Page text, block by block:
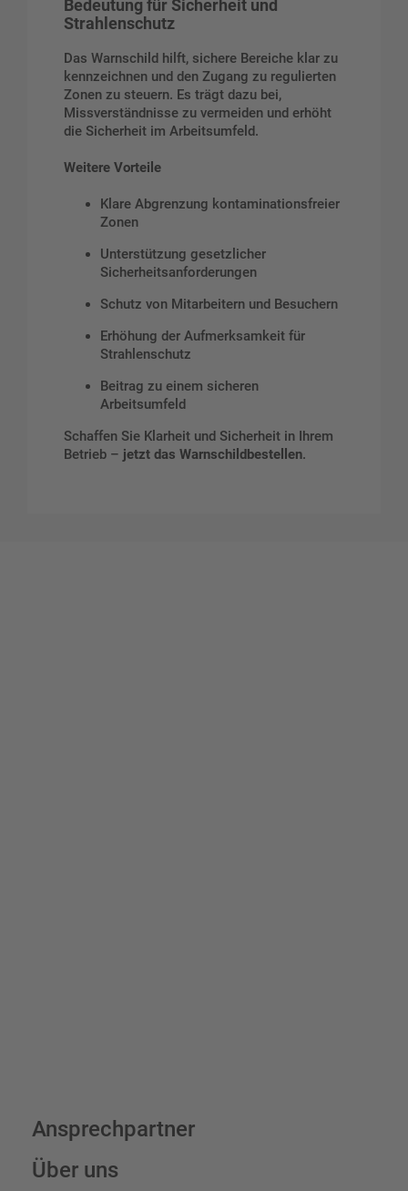
Bedeutung für Sicherheit und
Strahlenschutz
Das Warnschild hilft, sichere Bereiche klar zu
kennzeichnen und den Zugang zu regulierten
Zonen zu steuern. Es trägt dazu bei,
Missverständnisse zu vermeiden und erhöht
die Sicherheit im Arbeitsumfeld.
Weitere Vorteile
Klare Abgrenzung kontaminationsfreier
Zonen
Unterstützung gesetzlicher
Sicherheitsanforderungen
Schutz von Mitarbeitern und Besuchern
Erhöhung der Aufmerksamkeit für
Strahlenschutz
Beitrag zu einem sicheren
Arbeitsumfeld
Schaffen Sie Klarheit und Sicherheit in Ihrem
Betrieb – jetzt das Warnschildbestellen.
Ansprechpartner
Über uns